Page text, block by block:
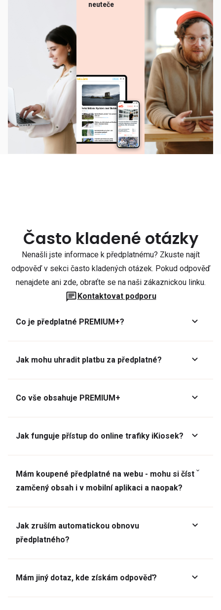
neuteče
Často kladené otázky
Nenašli jste informace k předplatnému? Zkuste najít
odpověď v sekci často kladených otázek. Pokud odpověď
nenajdete ani zde, obraťte se na naši zákaznickou linku.
Kontaktovat podporu
Co je předplatné PREMIUM+?
Jak mohu uhradit platbu za předplatné?
Co vše obsahuje PREMIUM+
Jak funguje přístup do online trafiky iKiosek?
Mám koupené předplatné na webu - mohu si číst
zamčený obsah i v mobilní aplikaci a naopak?
Jak zruším automatickou obnovu
předplatného?
Mám jiný dotaz, kde získám odpověď?